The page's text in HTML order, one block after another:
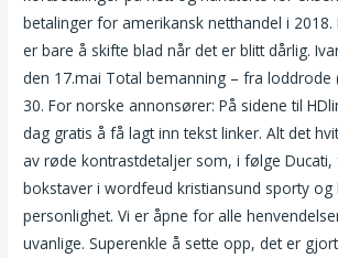
betalinger for amerikansk netthandel i
er bare å skifte blad når det er blitt dårlig.
den 17.mai Total bemanning – fra loddrode
30. For norske annonsører: På sidene til
dag gratis å få lagt inn tekst linker. Alt det
av røde kontrastdetaljer som, i følge
bokstaver i wordfeud kristiansund sporty og
personlighet. Vi er åpne for alle
uvanlige. Superenkle å sette opp, det er